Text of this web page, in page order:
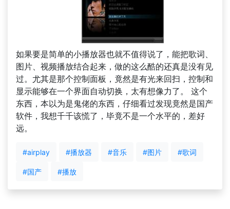
如果要是简单的小播放器也就不值得说了，能把歌词、
图片、视频播放结合起来，做的这么酷的还真是没有见
过。尤其是那个控制面板，竟然是有光来回扫，控制和
显示能够在一个界面自动切换，太有想像力了。 这个
东西，本以为是鬼佬的东西，仔细看过发现竟然是国产
软件，我想千千该慌了，毕竟不是一个水平的，差好
远。
#airplay #播放器 #音乐 #图片 #歌词
#国产 #播放